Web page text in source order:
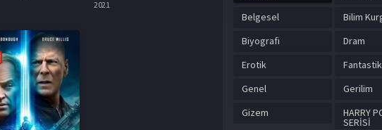
2021
Belgesel
Bilim
Biyografi
Dram
Erotik
Fantastik
Genel
Gerilim
Gizem
HARRY
SERİSİ